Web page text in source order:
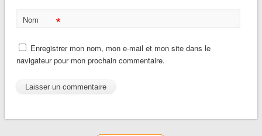
Nom *
Enregistrer mon nom, mon e-mail et mon site dans le
navigateur pour mon prochain commentaire.